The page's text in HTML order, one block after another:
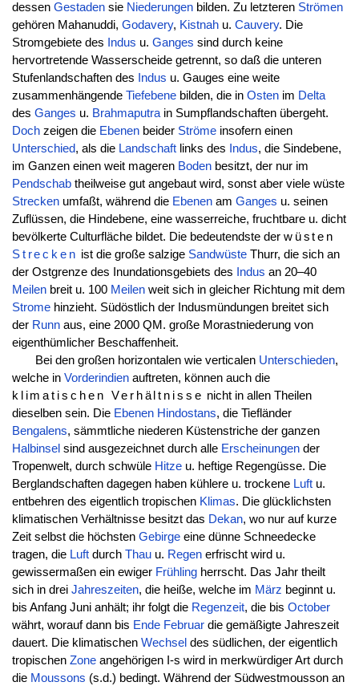
dessen Gestadensie Niederungenbilden. Zu letzteren Strömen
gehören Mahanuddi, Godavery, Kistnahu. Cauvery. Die
Stromgebiete des
Indus u. Ganges sind durch keine
hervortretende Wasserscheide getrennt, so daß die unteren
Stufenlandschaften des
Indus u. Gauges eine weite
zusammenhängende Tiefebenebilden, die in Ostenim Delta
des Ganges u. Brahmaputrain Sumpflandschaften übergeht.
Dochzeigen die Ebenenbeider Strömeinsofern einen
Unterschied, als die Landschaftlinks des Indus, die Sindebene,
im Ganzen einen weit mageren Bodenbesitzt, der nur im
Pendschabtheilweise gut angebaut wird, sonst aber viele wüste
Streckenumfaßt, während die Ebenenam Ganges u. seinen
Zuflüssen, die Hindebene, eine wasserreiche, fruchtbare u. dicht
bevölkerte Culturfläche bildet. Die bedeutendste der wüsten
Strecken ist die große salzige Sandwüste Thurr, die sich an
der Ostgrenze des Inundationsgebiets des
Indus an 20–40
Meilenbreit u. 100 Meilenweit sich in gleicher Richtung mit dem
Stromehinzieht. Südöstlich der Indusmündungen breitet sich
der Runnaus, eine 2000 QM. große Morastniederung von
eigenthümlicher Beschaffenheit.
Bei den großen horizontalen wie verticalen Unterschieden,
welche in Vorderindienauftreten, können auch die
klimatischen Verhältnisse nicht in allen Theilen
dieselben sein. Die Ebenen Hindostans, die Tiefländer
Bengalens, sämmtliche niederen Küstenstriche der ganzen
Halbinsel sind ausgezeichnet durch alle Erscheinungender
Tropenwelt, durch schwüle Hitzeu. heftige Regengüsse. Die
Berglandschaften dagegen haben kühlere u. trockene Luftu.
entbehren des eigentlich tropischen Klimas. Die glücklichsten
klimatischen Verhältnisse besitzt das Dekan, wo nur auf kurze
Zeit selbst die höchsten Gebirgeeine dünne Schneedecke
tragen, die Luftdurch Thauu. Regenerfrischt wird u.
gewissermaßen ein ewiger Frühlingherrscht. Das Jahr theilt
sich in drei Jahreszeiten, die heiße, welche im März beginnt u.
bis Anfang Juni anhält; ihr folgt die Regenzeit, die bis October
währt, worauf dann bis Ende Februardie gemäßigte Jahreszeit
dauert. Die klimatischen Wechsel des südlichen, der eigentlich
tropischen Zoneangehörigen I-s wird in merkwürdiger Art durch
die Moussons (s.d.) bedingt. Während der Südwestmousson an